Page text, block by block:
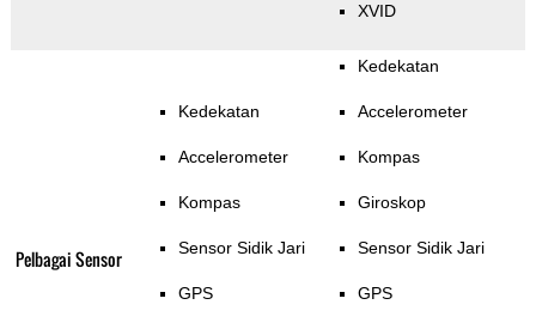
XVID
Pelbagai Sensor
Kedekatan
Accelerometer
Kompas
Sensor Sidik Jari
GPS
Kedekatan
Accelerometer
Kompas
Giroskop
Sensor Sidik Jari
GPS